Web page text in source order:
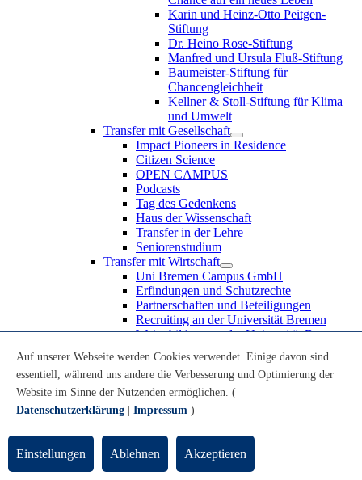
Karin und Heinz-Otto Peitgen-
Stiftung
Dr. Heino Rose-Stiftung
Manfred und Ursula Fluß-Stiftung
Baumeister-Stiftung für
Chancengleichheit
Kellner & Stoll-Stiftung für Klima
und Umwelt
Transfer mit Gesellschaft
Impact Pioneers in Residence
Citizen Science
OPEN CAMPUS
Podcasts
Tag des Gedenkens
Haus der Wissenschaft
Transfer in der Lehre
Seniorenstudium
Transfer mit Wirtschaft
Uni Bremen Campus GmbH
Erfindungen und Schutzrechte
Partnerschaften und Beteiligungen
Recruiting an der Universität Bremen
Weiterbildung an der Universität Bremen
Schülerinnen und Schüler
MINT-Schnupperstudium
Schulklassen
Lehrkräfte
UniTransfer - Servicestelle für Transferaktivitäten
Transfermagazin der Universität Bremen
Auf unserer Webseite werden Cookies verwendet. Einige davon sind
essentiell, während uns andere die Verbesserung und Optimierung der
Website im Sinne der Nutzenden ermöglichen. (
Datenschutzerklärung
Impressum )
Einstellungen Ablehnen Akzeptieren